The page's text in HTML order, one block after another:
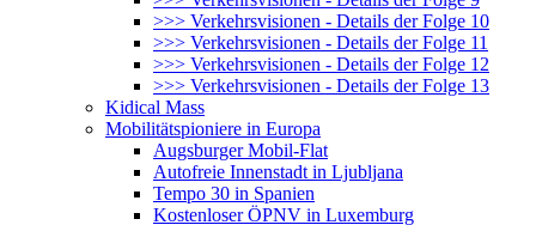
>>> Verkehrsvisionen - Details der Folge 10
>>> Verkehrsvisionen - Details der Folge 11
>>> Verkehrsvisionen - Details der Folge 12
>>> Verkehrsvisionen - Details der Folge 13
Kidical Mass
Mobilitätspioniere in Europa
Augsburger Mobil-Flat
Autofreie Innenstadt in Ljubljana
Tempo 30 in Spanien
Kostenloser ÖPNV in Luxemburg